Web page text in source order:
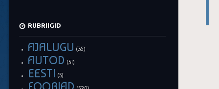
RUBRIIGID
AJALUGU (36)
AUTOD (51)
EESTI (5)